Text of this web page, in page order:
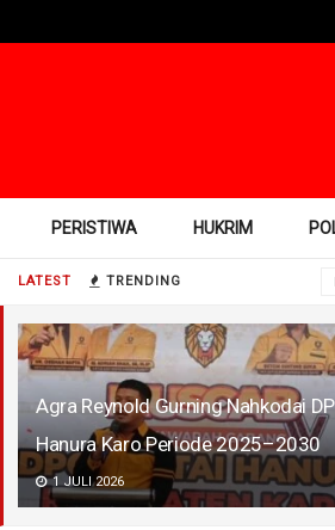
LATEST TRENDING
Agra Reynold Gurning Nahkodai
Hanura Karo Periode 2025–2030
1 JULI 2026
PERISTIWA HUKRIM